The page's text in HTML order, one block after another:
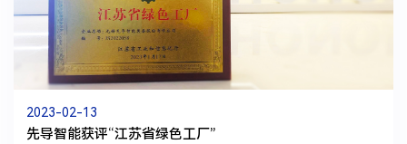
2023-02-13
先导智能获评“江苏省绿色工厂”